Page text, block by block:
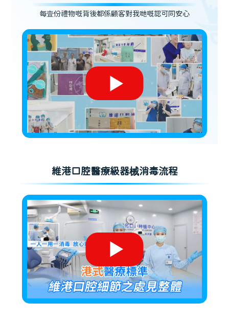
每壹份禮物嘅背後都係顧客對我哋嘅認可同安心
維港口腔醫療級器械消毒流程